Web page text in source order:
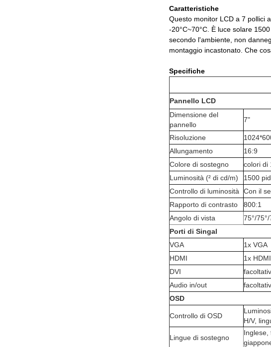
Caratteristiche
Questo monitor LCD a 7 pollici
-20°C~70°C. È luce solare
secondo l'ambiente, non
montaggio incastonato. Che
Specifiche
Pannello LCD
Dimensione del
pannello
7"
Risoluzione
Allungamento
16:9
Colore di sostegno
colori di
Luminosità (² di cd/m)
1500
Controllo di luminosità
Con il
Rapporto di contrasto
800:1
Angolo di vista
75°/
Porti di Singal
VGA
1x VGA
HDMI
1x HDMI
DVI
Audio in/out
OSD
Controllo di OSD
H/V,
Lingue di sostegno
Inglese,